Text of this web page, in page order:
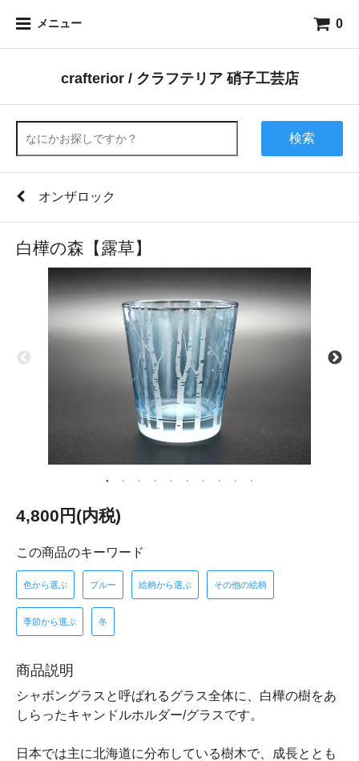
メニュー 0
crafterior / クラフテリア 硝子工芸店
検索
オンザロック
白樺の森【露草】
4,800円(内税)
この商品のキーワード
色から選ぶ ブルー 絵柄から選ぶ その他の絵柄
季節から選ぶ 冬
商品説明
シャボングラスと呼ばれるグラス全体に、白樺の樹をあ
しらったキャンドルホルダー/グラスです。
日本では主に北海道に分布している樹木で、成長ととも